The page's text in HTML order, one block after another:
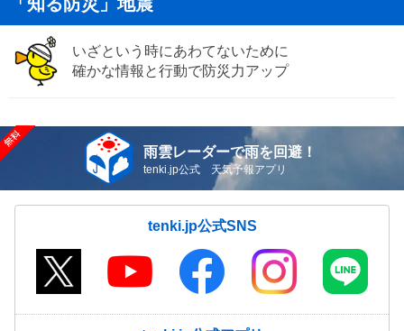
いざという時にあわてないために
確かな情報と行動で防災力アップ
雨雲レーダーで雨を回避！
tenki.jp公式 天気予報アプリ
tenki.jp公式SNS